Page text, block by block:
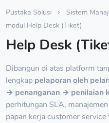
Pustaka Solusi
Sistem
modul Help Desk (Tiket)
Help Desk
Dibangun di atas platform
lengkap pelaporan oleh
→ penanganan → penilaian
perhitungan SLA,
papan kerja customer